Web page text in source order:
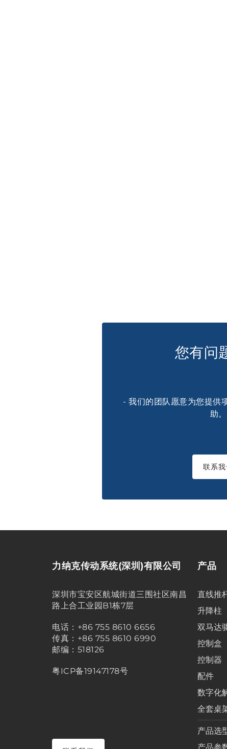
您有问
- 我们的团队愿意为您提供
助。
联系
力纳克传动系统(深圳)有限公司
深圳市宝安区航城街道三围社区南昌
路上合工业园B1栋7层
电话：+86 755 8610 6656
传真：+86 755 8610 6990
邮编：518126
粤ICP备19147178号
产品
直线推
升降柱
双马达
控制盒
控制器
配件
数字化
全套桌
产品选